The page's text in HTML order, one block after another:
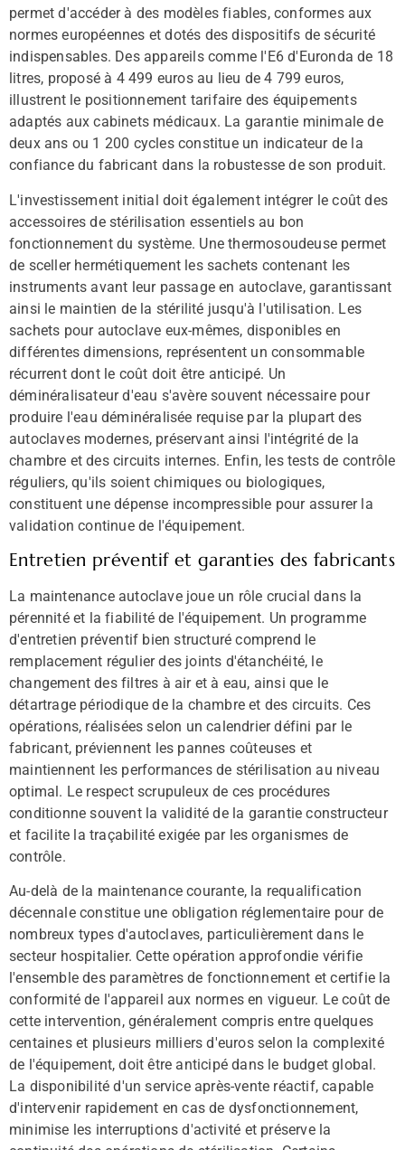
permet d'accéder à des modèles fiables, conformes aux
normes européennes et dotés des dispositifs de sécurité
indispensables. Des appareils comme l'E6 d'Euronda de 18
litres, proposé à 4 499 euros au lieu de 4 799 euros,
illustrent le positionnement tarifaire des équipements
adaptés aux cabinets médicaux. La garantie minimale de
deux ans ou 1 200 cycles constitue un indicateur de la
confiance du fabricant dans la robustesse de son produit.
L'investissement initial doit également intégrer le coût des
accessoires de stérilisation essentiels au bon
fonctionnement du système. Une thermosoudeuse permet
de sceller hermétiquement les sachets contenant les
instruments avant leur passage en autoclave, garantissant
ainsi le maintien de la stérilité jusqu'à l'utilisation. Les
sachets pour autoclave eux-mêmes, disponibles en
différentes dimensions, représentent un consommable
récurrent dont le coût doit être anticipé. Un
déminéralisateur d'eau s'avère souvent nécessaire pour
produire l'eau déminéralisée requise par la plupart des
autoclaves modernes, préservant ainsi l'intégrité de la
chambre et des circuits internes. Enfin, les tests de contrôle
réguliers, qu'ils soient chimiques ou biologiques,
constituent une dépense incompressible pour assurer la
validation continue de l'équipement.
Entretien préventif et garanties des fabricants
La maintenance autoclave joue un rôle crucial dans la
pérennité et la fiabilité de l'équipement. Un programme
d'entretien préventif bien structuré comprend le
remplacement régulier des joints d'étanchéité, le
changement des filtres à air et à eau, ainsi que le
détartrage périodique de la chambre et des circuits. Ces
opérations, réalisées selon un calendrier défini par le
fabricant, préviennent les pannes coûteuses et
maintiennent les performances de stérilisation au niveau
optimal. Le respect scrupuleux de ces procédures
conditionne souvent la validité de la garantie constructeur
et facilite la traçabilité exigée par les organismes de
contrôle.
Au-delà de la maintenance courante, la requalification
décennale constitue une obligation réglementaire pour de
nombreux types d'autoclaves, particulièrement dans le
secteur hospitalier. Cette opération approfondie vérifie
l'ensemble des paramètres de fonctionnement et certifie la
conformité de l'appareil aux normes en vigueur. Le coût de
cette intervention, généralement compris entre quelques
centaines et plusieurs milliers d'euros selon la complexité
de l'équipement, doit être anticipé dans le budget global.
La disponibilité d'un service après-vente réactif, capable
d'intervenir rapidement en cas de dysfonctionnement,
minimise les interruptions d'activité et préserve la